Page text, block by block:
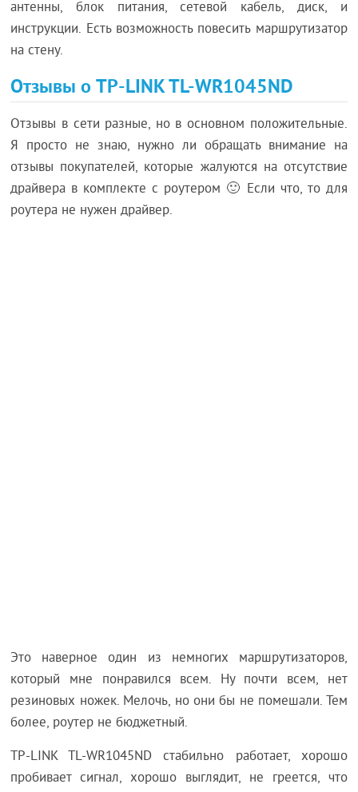
антенны, блок питания, сетевой кабель, диск, и
инструкции. Есть возможность повесить маршрутизатор
на стену.
Отзывы о TP-LINK TL-WR1045ND
Отзывы в сети разные, но в основном положительные.
Я просто не знаю, нужно ли обращать внимание на
отзывы покупателей, которые жалуются на отсутствие
драйвера в комплекте с роутером 🙂 Если что, то для
роутера не нужен драйвер.
Это наверное один из немногих маршрутизаторов,
который мне понравился всем. Ну почти всем, нет
резиновых ножек. Мелочь, но они бы не помешали. Тем
более, роутер не бюджетный.
TP-LINK TL-WR1045ND стабильно работает, хорошо
пробивает сигнал, хорошо выглядит, не греется, что